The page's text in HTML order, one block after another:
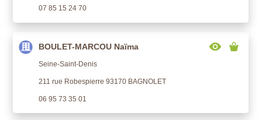
07 85 15 24 70
BOULET-MARCOU Naïma
Seine-Saint-Denis
211 rue Robespierre 93170 BAGNOLET
06 95 73 35 01